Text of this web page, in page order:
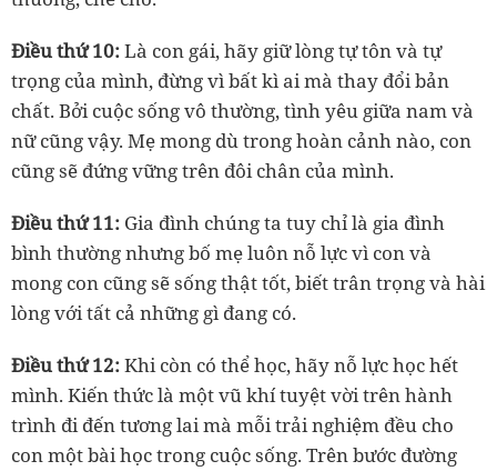
Điều thứ 10:Là con gái, hãy giữ lòng tự tôn và tự
trọng của mình, đừng vì bất kì ai mà thay đổi bản
chất. Bởi cuộc sống vô thường, tình yêu giữa nam và
nữ cũng vậy. Mẹ mong dù trong hoàn cảnh nào, con
cũng sẽ đứng vững trên đôi chân của mình.
Điều thứ 11: Gia đình chúng ta tuy chỉ là gia đình
bình thường nhưng bố mẹ luôn nỗ lực vì con và
mong con cũng sẽ sống thật tốt, biết trân trọng và hài
lòng với tất cả những gì đang có.
Điều thứ 12:Khi còn có thể học, hãy nỗ lực học hết
mình. Kiến thức là một vũ khí tuyệt vời trên hành
trình đi đến tương lai mà mỗi trải nghiệm đều cho
con một bài học trong cuộc sống. Trên bước đường